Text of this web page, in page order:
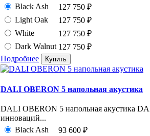
Black Ash
127 750 ₽
Light Oak
127 750 ₽
White
127 750 ₽
Dark Walnut 127 750 ₽
Подробнее
DALI OBERON 5 напольная акустика
DALI OBERON 5 напольная акустика
инноваций...
Black Ash
93 600 ₽